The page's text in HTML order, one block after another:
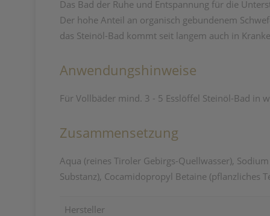
Das Bad der Ruhe und Entspannung für die
Der hohe Anteil an organisch gebundenem
das Steinöl-Bad kommt seit langem auch in
Anwendungshinweise
Für Vollbäder mind. 3 - 5 Esslöffel Steinöl-Bad in
Zusammensetzung
Aqua (reines Tiroler Gebirgs-Quellwasser),
Substanz), Cocamidopropyl Betaine (pflanzliches
Hersteller